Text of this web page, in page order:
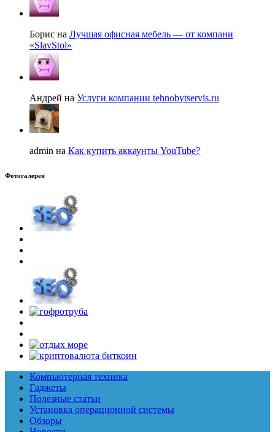
Борис на Лучшая офисная мебель — от компани
«SlavStol»
Андрей на Услуги компании tehnobytservis.ru
admin на Как купить аккаунты YouTube?
Фотогалерея
Компьютерная техника
Гаджеты
Полезные статьи
Установка операционной системы
Обзоры